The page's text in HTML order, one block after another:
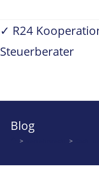
springen
✓ R24
Steuerberater
Blog
> >